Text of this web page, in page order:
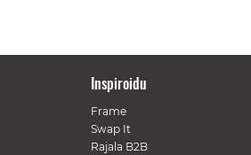
Inspiroidu
Frame
Swap It
Rajala B2B